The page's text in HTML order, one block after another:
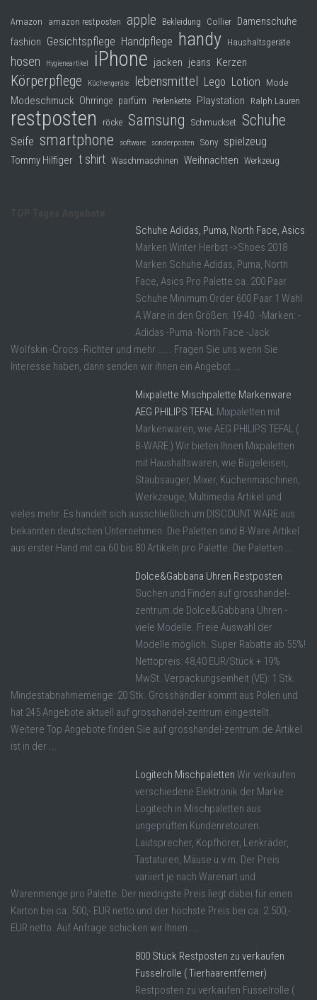
Amazon amazon restposten apple Bekleidung Collier Damenschuhe
fashion Gesichtspflege Handpflege handy Haushaltsgeräte
hosen Hygieneartikel iPhone jacken jeans Kerzen
Körperpflege Küchengeräte lebensmittel Lego Lotion Mode
Modeschmuck Ohrringe parfüm Perlenkette Playstation Ralph Lauren
restposten röcke Samsung Schmuckset Schuhe
Seife smartphone software sonderposten Sony spielzeug
Tommy Hilfiger t shirt Waschmaschinen Weihnachten Werkzeug
Schuhe Adidas, Puma, North Face, Asics
Marken Winter Herbst ->Shoes 2018
Marken Schuhe Adidas, Puma, North
Face, Asics Pro Palette ca. 200 Paar
Schuhe Minimum Order 600 Paar 1 Wahl
A Ware in den Größen: 19-40. -Marken: -
Adidas -Puma -North Face -Jack
Wolfskin -Crocs -Richter und mehr ..... Fragen Sie uns wenn Sie
Interesse haben, dann senden wir ihnen ein Angebot ...
Mixpalette Mischpalette Markenware
AEG PHILIPS TEFAL Mixpaletten mit
Markenwaren, wie AEG PHILIPS TEFAL (
B-WARE ) Wir bieten Ihnen Mixpaletten
mit Haushaltswaren, wie Bügeleisen,
Staubsauger, Mixer, Küchenmaschinen,
Werkzeuge, Multimedia Artikel und
vieles mehr. Es handelt sich ausschließlich um DISCOUNT WARE aus
bekannten deutschen Unternehmen. Die Paletten sind B-Ware Artikel
aus erster Hand mit ca.60 bis 80 Artikeln pro Palette. Die Paletten ...
Dolce&Gabbana Uhren Restposten
Suchen und Finden auf grosshandel-
zentrum.de Dolce&Gabbana Uhren -
viele Modelle. Freie Auswahl der
Modelle möglich. Super Rabatte ab 55%!
Nettopreis: 48,40 EUR/Stück + 19%
MwSt. Verpackungseinheit (VE): 1 Stk.
Mindestabnahmemenge: 20 Stk. Grosshändler kommt aus Polen und
hat 245 Angebote aktuell auf grosshandel-zentrum eingestellt.
Weitere Top Angebote finden Sie auf grosshandel-zentrum.de Artikel
ist in der ...
Logitech Mischpaletten Wir verkaufen
verschiedene Elektronik der Marke
Logitech in Mischpaletten aus
ungeprüften Kundenretouren.
Lautsprecher, Kopfhörer, Lenkräder,
Tastaturen, Mäuse u.v.m. Der Preis
variiert je nach Warenart und
Warenmenge pro Palette. Der niedrigste Preis liegt dabei für einen
Karton bei ca. 500,- EUR netto und der höchste Preis bei ca. 2.500,-
EUR netto. Auf Anfrage schicken wir Ihnen ...
800 Stück Restposten zu verkaufen
Fusselrolle ( Tierhaarentferner)
Restposten zu verkaufen Fusselrolle (